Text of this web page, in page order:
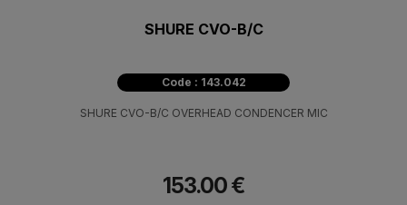
SHURE CVO-B/C
Code : 143.042
SHURE CVO-B/C OVERHEAD CONDENCER MIC
153.00 €